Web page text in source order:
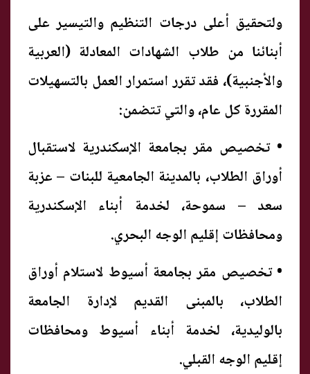
ولتحقيق أعلى درجات التنظيم والتيسير على
أبنائنا من طلاب الشهادات المعادلة (العربية
والأجنبية)، فقد تقرر استمرار العمل بالتسهيلات
المقررة كل عام، والتي تتضمن:
• تخصيص مقر بجامعة الإسكندرية لاستقبال
أوراق الطلاب، بالمدينة الجامعية للبنات – عزبة
سعد – سموحة، لخدمة أبناء الإسكندرية
ومحافظات إقليم الوجه البحري.
• تخصيص مقر بجامعة أسيوط لاستلام أوراق
الطلاب، بالمبنى القديم لإدارة الجامعة
بالوليدية، لخدمة أبناء أسيوط ومحافظات
إقليم الوجه القبلي.